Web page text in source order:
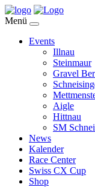
Menü
Events
Illnau
Steinmaur
Gravel
Aigle
Hittnau
SM
News
Kalender
Race Center
Swiss CX Cup
Shop